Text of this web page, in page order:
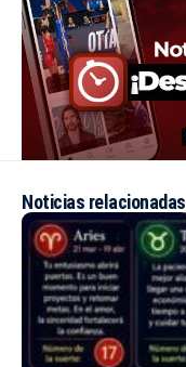
Noticias relacionadas